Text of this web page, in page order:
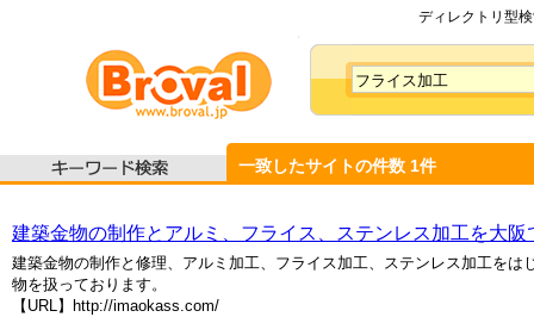
ディレクトリ型
一致したサイトの件数 1件
建築金物の制作とアルミ、フライス、ステンレス加工を大阪
建築金物の制作と修理、アルミ加工、フライス加工、ステンレス加工をは
物を扱っております。
【URL】http://imaokass.com/